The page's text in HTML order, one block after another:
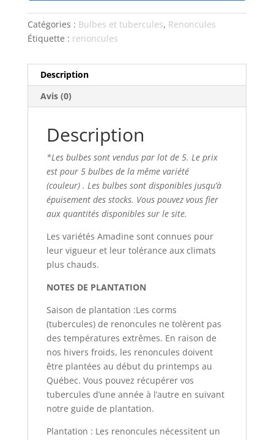
Catégories : Bulbes et tubercules, Renoncules
Étiquette : renoncules
Description
Avis (0)
Description
*Les bulbes sont vendus par lot de 5. Le prix
est pour 5 bulbes de la même variété
(couleur) . Les bulbes sont disponibles jusqu’à
épuisement des stocks. Vous pouvez vous fier
aux quantités disponibles sur le site.
Les variétés Amadine sont connues pour
leur vigueur et leur tolérance aux climats
plus chauds.
NOTES DE PLANTATION
Saison de plantation :Les corms
(tubercules) de renoncules ne tolèrent pas
des températures extrêmes. En raison de
nos hivers froids, les renoncules doivent
être plantées au début du printemps au
Québec. Vous pouvez récupérer vos
tubercules d’une année à l’autre en suivant
notre guide de plantation.
Plantation : Les renoncules nécessitent un